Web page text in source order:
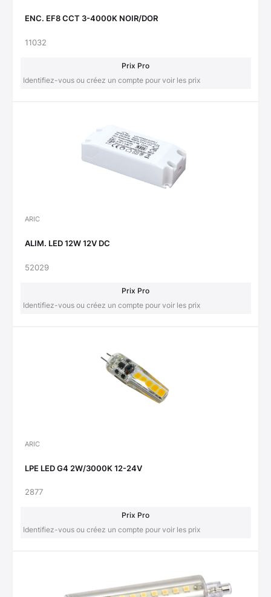
ENC. EF8 CCT 3-4000K NOIR/DOR
11032
Prix Pro
Identifiez-vous ou créez un compte pour voir les prix
ARIC
ALIM. LED 12W 12V DC
52029
Prix Pro
Identifiez-vous ou créez un compte pour voir les prix
ARIC
LPE LED G4 2W/3000K 12-24V
2877
Prix Pro
Identifiez-vous ou créez un compte pour voir les prix